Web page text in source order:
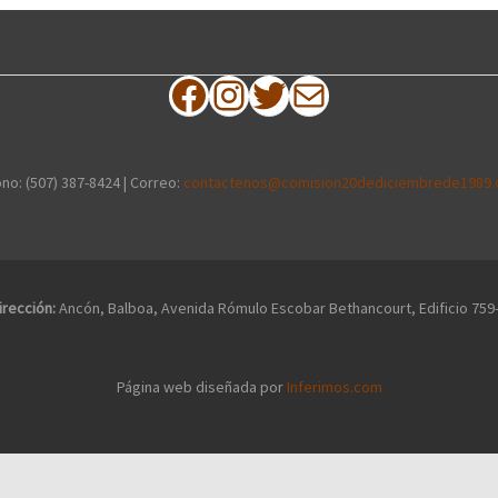
Facebook
Instagram
Twitter
Correo electrónico
(507) 387-8424 | Correo:
Ancón, Balboa, Avenida Rómulo Escobar Bethancourt, Edificio
Página web diseñada por Inferimos.com